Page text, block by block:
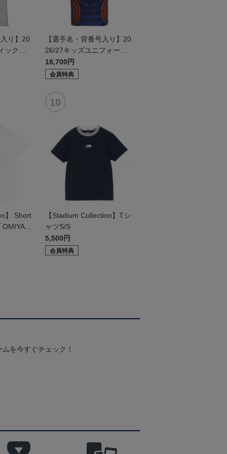
り】20
クユ
【選手名・背番号入り】20
26/27キッズユニフォーム
（フィールド1st）
18,700円
会員特典
】 Short
C
【Stadium Collection】Tシ
ャツS/S
5,500円
会員特典
を今すぐチェック！